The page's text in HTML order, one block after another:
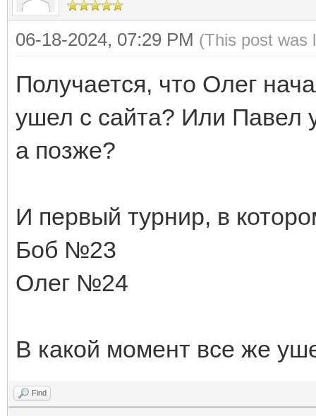
06-18-2024, 07:29 PM (This post was
Получается, что Олег
ушел с сайта? Или Павел
а позже?
И первый турнир, в
Боб №23
Олег №24
В какой момент все же
Find